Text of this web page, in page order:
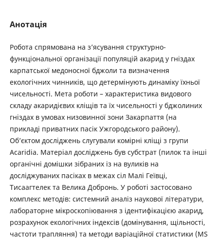
Анотація
Робота спрямована на з’ясування структурно-
функціональної організації популяцій акарид у гніздах
карпатської медоносної бджоли та визначення
екологічних чинників, що детермінують динаміку їхньої
чисельності. Мета роботи – характеристика видового
складу акаридієвих кліщів та їх чисельності у бджолиних
гніздах в умовах низовинної зони Закарпаття (на
прикладі приватних пасік Ужгородського району).
Об’єктом досліджень слугували комірні кліщі з групи
Аcaridia. Матеріал досліджень був субстрат (пилок та інші
органічні домішки зібраних із на вуликів на
досліджуваних пасіках в межах сіл Малі Геївці,
Тисаагтелек та Велика Добронь. У роботі застосовано
комплекс методів: системний аналіз наукової літератури,
лабораторне мікроскопіювання з ідентифікацією акарид,
розрахунок екологічних індексів (домінування, щільності,
частоти трапляння) та методи варіаційної статистики (MS